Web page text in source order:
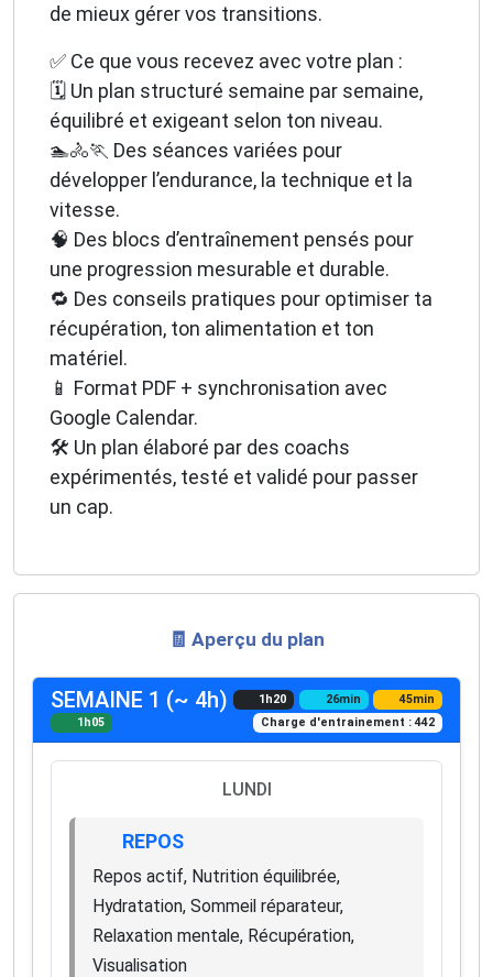
de mieux gérer vos transitions.
✅ Ce que vous recevez avec votre plan :
🗓️ Un plan structuré semaine par semaine,
équilibré et exigeant selon ton niveau.
🏊🚴🏃 Des séances variées pour
développer l’endurance, la technique et la
vitesse.
🧠 Des blocs d’entraînement pensés pour
une progression mesurable et durable.
🔁 Des conseils pratiques pour optimiser ta
récupération, ton alimentation et ton
matériel.
📱 Format PDF + synchronisation avec
Google Calendar.
🛠️ Un plan élaboré par des coachs
expérimentés, testé et validé pour passer
un cap.
🧾 Aperçu du plan
SEMAINE 1 (~ 4h) 1h20 26min
45min
1h05
Charge d'entrainement : 442
LUNDI
REPOS
Repos actif, Nutrition équilibrée,
Hydratation, Sommeil réparateur,
Relaxation mentale, Récupération,
Visualisation